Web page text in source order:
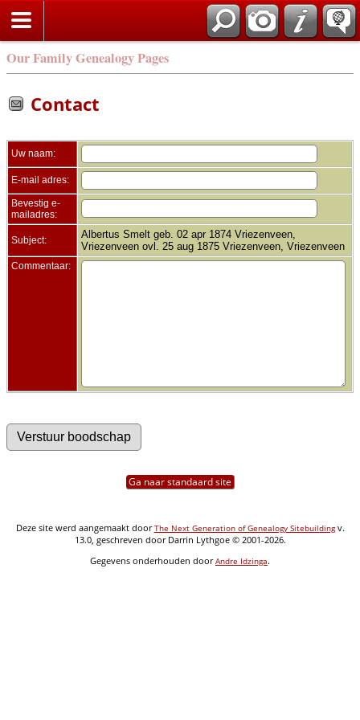
Our Family Genealogy Pages
Contact
Uw naam:
E-mail adres:
Bevestig e-
mailadres:
Subject:
Albertus Smelt geb. 02 apr 1874 Vriezenveen,
Vriezenveen ovl. 25 aug 1875 Vriezenveen, Vriezenveen
Commentaar:
Ga naar standaard site
Deze site werd aangemaakt doorThe Next Generation of Genealogy Sitebuildingv.
13.0, geschreven door Darrin Lythgoe © 2001-2026.
Gegevens onderhouden doorAndre Idzinga.